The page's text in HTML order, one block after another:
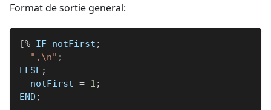
Format de sortie general:
[% IF notFirst ;
",\n" ;
ELSE ;
  notFirst
= 1 ;
END ;